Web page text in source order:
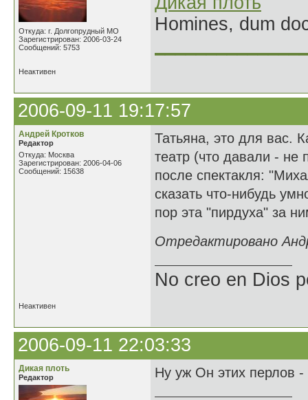
Откуда: г. Долгопрудный МО
Зарегистрирован: 2006-03-24
Сообщений: 5753
Homines, dum
Неактивен
2006-09-11 19:17:57
Андрей Кротков
Редактор
Откуда: Москва
Зарегистрирован: 2006-04-06
Сообщений: 15638
Татьяна, это для вас.
театр (что давали -
после спектакля:
сказать что-нибудь
пор эта "пирдуха" за
Отредактировано
No creo en Dios
Неактивен
2006-09-11 22:03:33
Дикая плоть
Редактор Ну уж Он этих перлов